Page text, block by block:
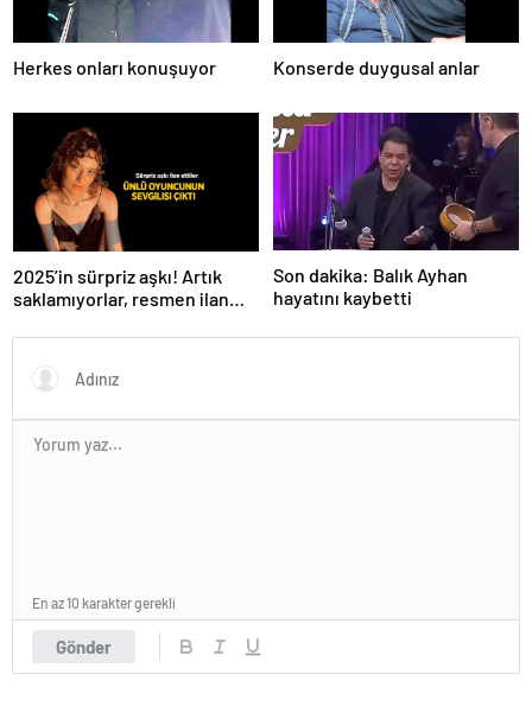
Herkes onları konuşuyor Konserde duygusal anlar
2025’in sürpriz aşkı! Artık
saklamıyorlar, resmen ilan
Son dakika: Balık Ayhan
hayatını kaybetti
Gönder
En az 10 karakter gerekli